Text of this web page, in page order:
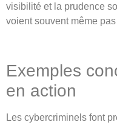
visibilité et la prudence
voient souvent même
Exemples
en action
Les cybercriminels font